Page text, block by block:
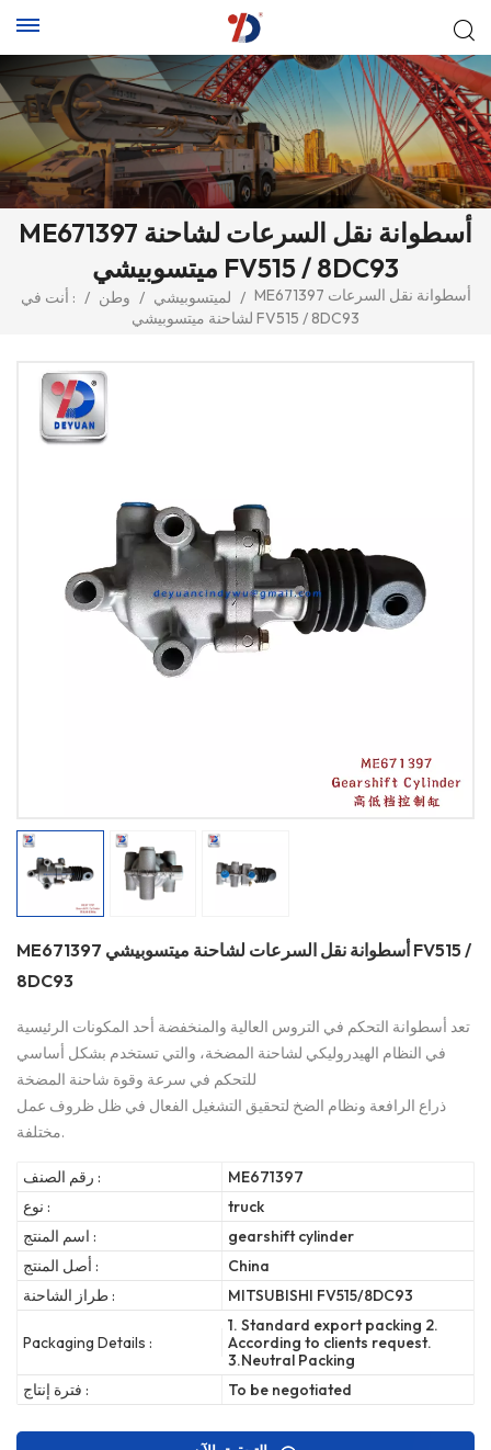
ME671397 أسطوانة نقل السرعات لشاحنة
ميتسوبيشي FV515 / 8DC93
أنت في : / وطن / لميتسوبيشي / ME671397 أسطوانة نقل السرعات
لشاحنة ميتسوبيشي FV515 / 8DC93
ME671397 أسطوانة نقل السرعات لشاحنة ميتسوبيشي FV515 /
8DC93
تعد أسطوانة التحكم في التروس العالية والمنخفضة أحد المكونات الرئيسية
في النظام الهيدروليكي لشاحنة المضخة، والتي تستخدم بشكل أساسي
للتحكم في سرعة وقوة شاحنة المضخة
ذراع الرافعة ونظام الضخ لتحقيق التشغيل الفعال في ظل ظروف عمل
مختلفة.
رقم الصنف :
ME671397
نوع :
truck
اسم المنتج :
gearshift cylinder
أصل المنتج :
China
طراز الشاحنة :
MITSUBISHI FV515/8DC93
Packaging Details :
1. Standard export packing 2.
According to clients request.
3.Neutral Packing
فترة إنتاج :
To be negotiated